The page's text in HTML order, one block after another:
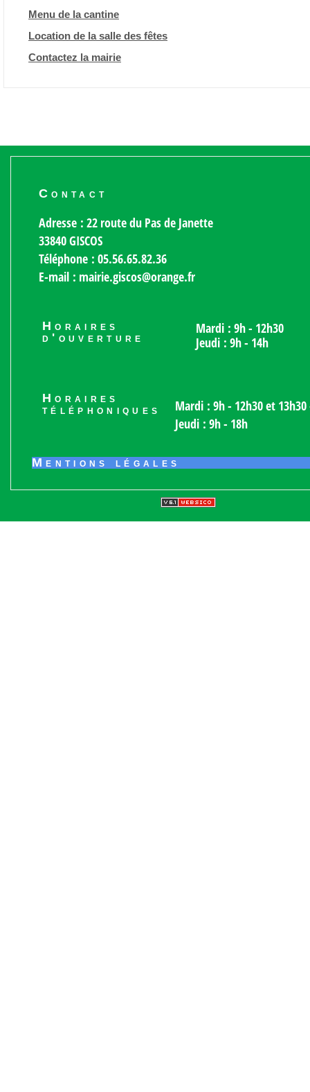
Menu de la cantine
Location de la salle des fêtes
Contactez la mairie
Contact
Adresse : 22 route du Pas de Janette
33840 GISCOS
Téléphone : 05.56.65.82.36
E-mail : mairie.giscos@orange.fr
Horaires
d'ouverture
Mardi : 9h - 12h30
Jeudi : 9h - 14h
Horaires
téléphoniques
Mardi : 9h - 12h30 et 13h30
Jeudi : 9h - 18h
Mentions légales